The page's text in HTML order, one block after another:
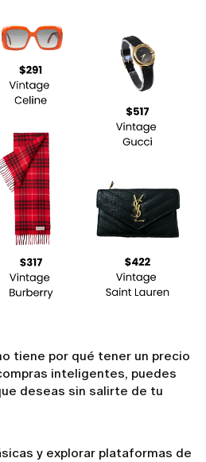
tiene por qué tener un precio
inteligentes, puedes
deseas sin salirte de tu
y explorar plataformas de